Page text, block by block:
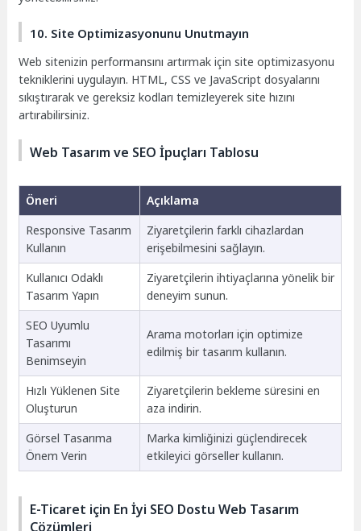
10. Site Optimizasyonunu Unutmayın
Web sitenizin performansını artırmak için site optimizasyonu
tekniklerini uygulayın. HTML, CSS ve JavaScript dosyalarını
sıkıştırarak ve gereksiz kodları temizleyerek site hızını
artırabilirsiniz.
Web Tasarım ve SEO İpuçları Tablosu
Öneri
Açıklama
Responsive Tasarım
Kullanın
Ziyaretçilerin farklı cihazlardan
erişebilmesini sağlayın.
Kullanıcı Odaklı
Tasarım Yapın
Ziyaretçilerin ihtiyaçlarına yönelik bir
deneyim sunun.
SEO Uyumlu
Tasarımı
Benimseyin
Arama motorları için optimize
edilmiş bir tasarım kullanın.
Hızlı Yüklenen Site
Oluşturun
Ziyaretçilerin bekleme süresini en
aza indirin.
Görsel Tasarıma
Önem Verin
Marka kimliğinizi güçlendirecek
etkileyici görseller kullanın.
E-Ticaret için En İyi SEO Dostu Web Tasarım
Çözümleri